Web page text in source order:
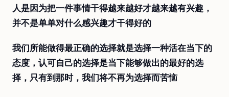
人是因为把一件事情干得越来越好才越来越有兴趣，
并不是单单对什么感兴趣才干得好的
我们所能做得最正确的选择就是选择一种活在当下的
态度，认可自己的选择是当下能够做出的最好的选
择，只有到那时，我们将不再为选择而苦恼